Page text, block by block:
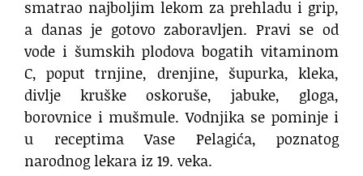
smatrao najboljim lekom za prehladu i grip,
a danas je gotovo zaboravljen. Pravi se od
vode i šumskih plodova bogatih vitaminom
C, poput trnjine, drenjine, šupurka, kleka,
divlje kruške oskoruše, jabuke, gloga,
borovnice i mušmule. Vodnjika se pominje i
u receptima Vase Pelagića, poznatog
narodnog lekara iz 19. veka.